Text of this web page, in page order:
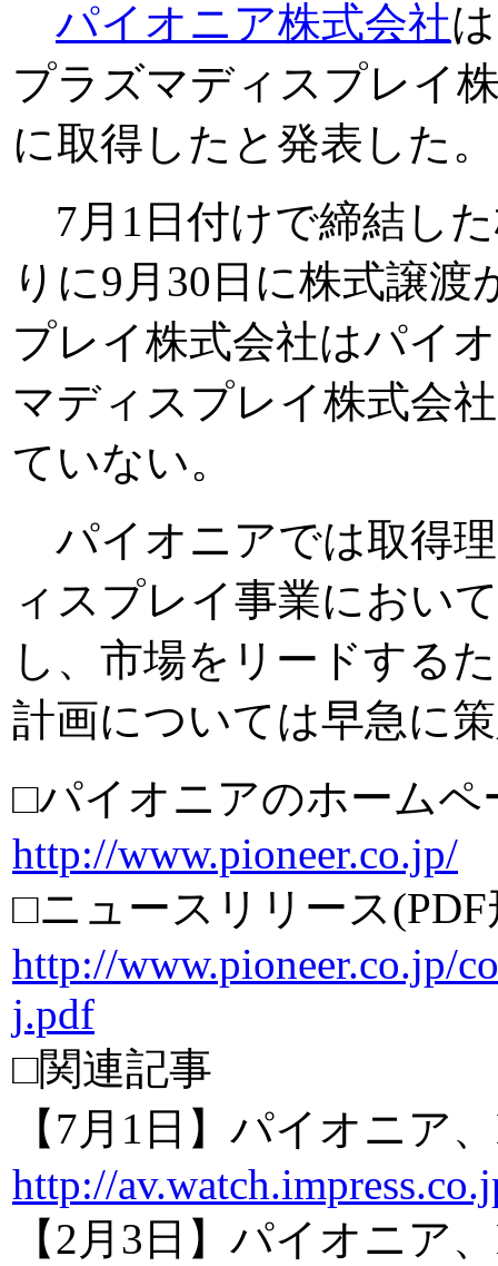
パイオニア株式会社
プラズマディスプレイ
に取得したと発表した。
7月1日付けで締結し
りに9月30日に株式譲
プレイ株式会社はパイ
マディスプレイ株式会
ていない。
パイオニアでは取得
ィスプレイ事業におい
し、市場をリードする
計画については早急に
□パイオニアのホームペ
http://www.pioneer.co.jp/
□ニュースリリース(PDF
http://www.pioneer.co.jp/
j.pdf
□関連記事
【7月1日】パイオニア
http://
【2月3日】パイオニア